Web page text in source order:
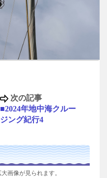
次の記事
■2024年地中海クルー
ジング紀行4
画像が見られます。